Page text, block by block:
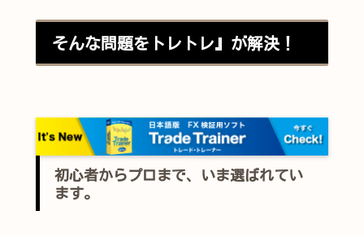
そんな問題をトレトレ』が解決！
初心者からプロまで、いま選ばれてい
ます。